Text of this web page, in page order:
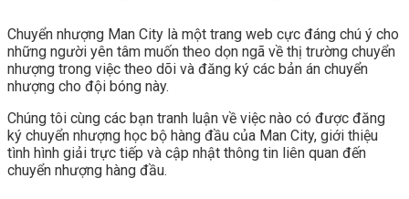
Chuyển nhượng Man City là một trang web cực đáng chú ý cho
những người yên tâm muốn theo dọn ngã về thị trường chuyển
nhượng trong việc theo dõi và đăng ký các bản án chuyển
nhượng cho đội bóng này.
Chúng tôi cùng các bạn tranh luận về việc nào có được đăng
ký chuyển nhượng học bộ hàng đầu của Man City, giới thiệu
tình hình giải trực tiếp và cập nhật thông tin liên quan đến
chuyển nhượng hàng đầu.